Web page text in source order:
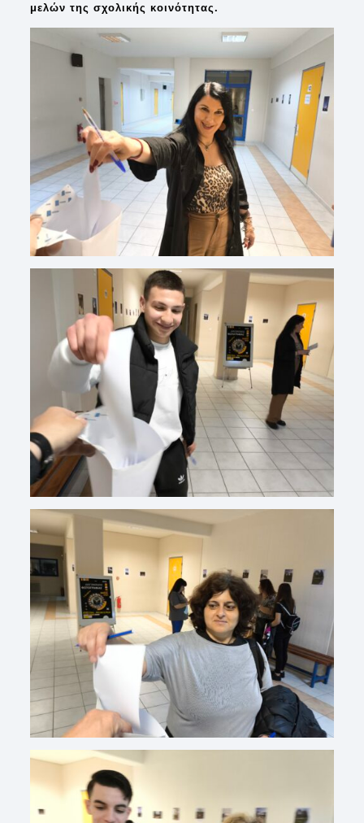
μελών της σχολικής κοινότητας.